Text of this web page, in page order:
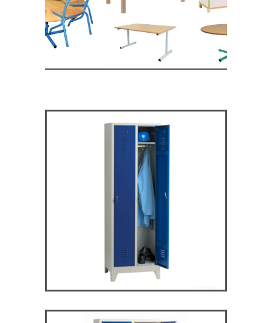
MOBILIER SCOLAIRE
ARV2P – Vestiaire industrie